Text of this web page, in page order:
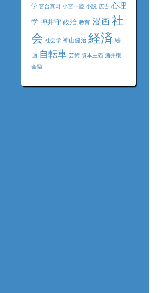
学 宮台真司 小宮一慶 小説 広告 心理
学 押井守 政治 教育 漫画社
会 社会学 神山健治 経済 絵
画 自転車 芸術 資本主義 酒井穣
金融